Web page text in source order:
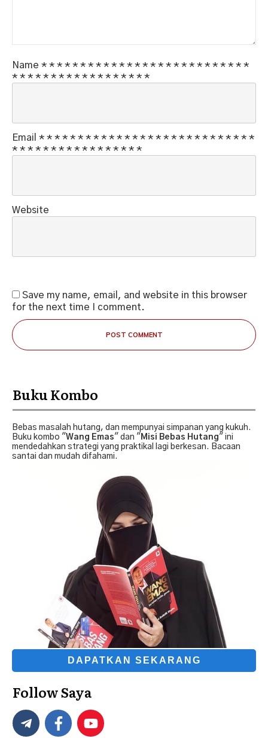
Name * * * * * * * * * * * * * * * * * * * * * * * * * * *
* * * * * * * * * * * * * * * * * *
Email * * * * * * * * * * * * * * * * * * * * * * * * * * * *
* * * * * * * * * * * * * * * * *
Website
Save my name, email, and website in this browser
for the next time I comment.
POST COMMENT
Buku Kombo
Bebas masalah hutang, dan mempunyai simpanan yang kukuh.
Buku kombo "Wang Emas" dan " Misi Bebas Hutang" ini
mendedahkan strategi yang praktikal lagi berkesan. Bacaan
santai dan mudah difahami.
DAPATKAN SEKARANG
Follow Saya